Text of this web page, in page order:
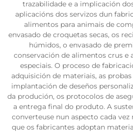
trazabilidade e a implicación
aplicacións dos servizos dun
alimentos para animais de
envasado de croquetas secas, os
húmidos, o envasado de
conservación de alimentos crus e
especiais. O proceso de
adquisición de materiais, as
implantación de deseños
da produción, os protocolos de
a entrega final do produto. A
converteuse nun aspecto cada
que os fabricantes adoptan